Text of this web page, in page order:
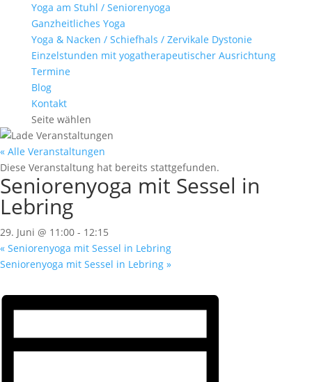
Yoga am Stuhl / Seniorenyoga
Ganzheitliches Yoga
Yoga & Nacken / Schiefhals / Zervikale Dystonie
Einzelstunden mit yogatherapeutischer Ausrichtung
Termine
Blog
Kontakt
Seite wählen
« Alle Veranstaltungen
Diese Veranstaltung hat bereits stattgefunden.
Seniorenyoga mit Sessel in
Lebring
29. Juni @ 11:00 - 12:15
« Seniorenyoga mit Sessel in Lebring
Seniorenyoga mit Sessel in Lebring »